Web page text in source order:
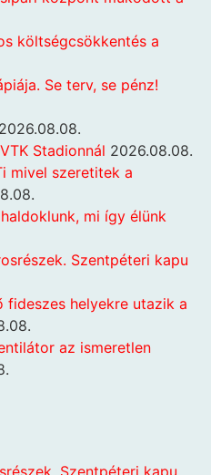
költségcsökkentés a
Se terv, se pénz!
2026.08.08.
Stadionnál 2026.08.08.
mivel szeretitek a
mi így élünk
Szentpéteri kapu
fideszes helyekre utazik a
az ismeretlen